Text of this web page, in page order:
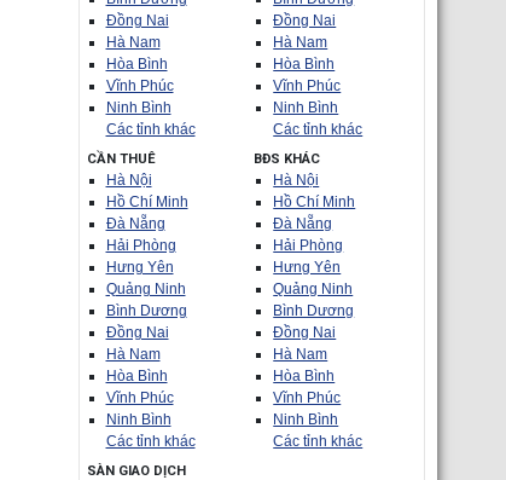
Đồng Nai
Hà Nam
Hòa Bình
Vĩnh Phúc
Ninh Bình
Các tỉnh khác
Đồng Nai
Hà Nam
Hòa Bình
Vĩnh Phúc
Ninh Bình
Các tỉnh khác
CẦN THUÊ
Hà Nội
Hồ Chí Minh
Đà Nẵng
Hải Phòng
Hưng Yên
Quảng Ninh
Bình Dương
Đồng Nai
Hà Nam
Hòa Bình
Vĩnh Phúc
Ninh Bình
Các tỉnh khác
BĐS KHÁC
Hà Nội
Hồ Chí Minh
Đà Nẵng
Hải Phòng
Hưng Yên
Quảng Ninh
Bình Dương
Đồng Nai
Hà Nam
Hòa Bình
Vĩnh Phúc
Ninh Bình
Các tỉnh khác
SÀN GIAO DỊCH